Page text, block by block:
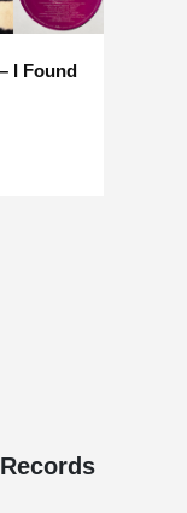
I Found